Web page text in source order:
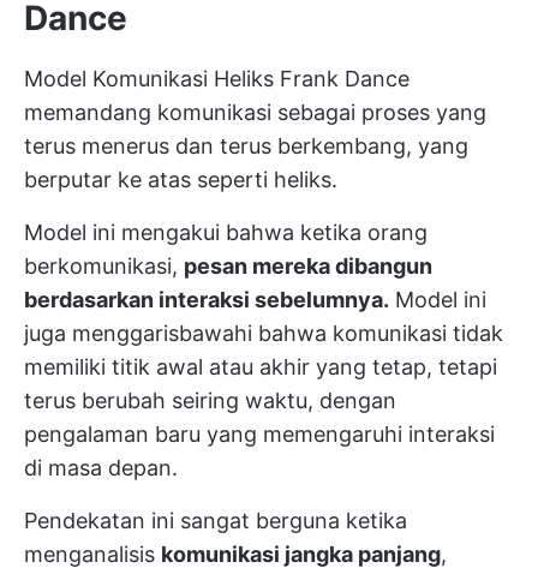
Dance
Model Komunikasi Heliks Frank Dance
memandang komunikasi sebagai proses yang
terus menerus dan terus berkembang, yang
berputar ke atas seperti heliks.
Model ini mengakui bahwa ketika orang
berkomunikasi, pesan mereka dibangun
berdasarkan interaksi sebelumnya. Model ini
juga menggarisbawahi bahwa komunikasi tidak
memiliki titik awal atau akhir yang tetap, tetapi
terus berubah seiring waktu, dengan
pengalaman baru yang memengaruhi interaksi
di masa depan.
Pendekatan ini sangat berguna ketika
menganalisis komunikasi jangka panjang,